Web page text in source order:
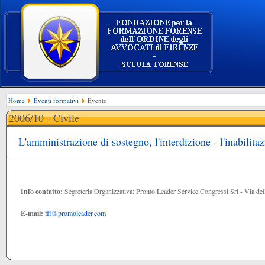
Home Eventi formativi Evento
2006/10 - Civile
L'amministrazione di sostegno, l'interdizione -
Info contatto: Segreteria Organizzativa: Promo Leader Service Congressi Srl - Via
E-mail: fff@promoleader.com